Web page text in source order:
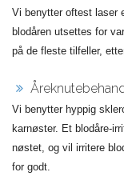
Vi benytter oftest laser
blodåren utsettes for
på de fleste tilfeller,
Vi benytter hyppig
karnøster. Et blodåre-
nøstet, og vil irritere
for godt.